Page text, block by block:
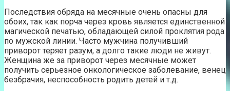
Последствия обряда на месячные очень опасны для
обоих, так как порча через кровь является единственной
магической печатью, обладающей силой проклятия рода
по мужской линии. Часто мужчина получивший
приворот теряет разум, а долго такие люди не живут.
Женщина же за приворот через месячные может
получить серьезное онкологическое заболевание, венец
безбрачия, неспособность родить детей и т.д.